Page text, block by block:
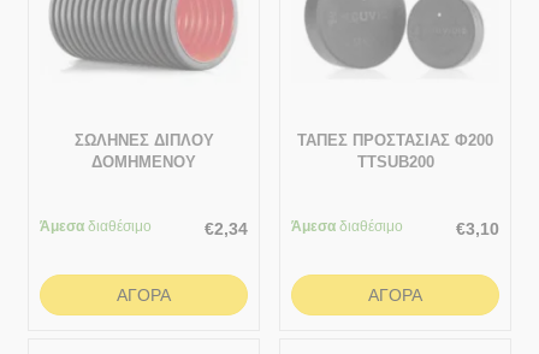
ΣΩΛΗΝΕΣ ΔΙΠΛΟΥ
ΔΟΜΗΜΕΝΟΥ
75/61.5
Άμεσα διαθέσιμο €2,34
ΑΓΟΡΆ
ΤΑΠΕΣ ΠΡΟΣΤΑΣΙΑΣ Φ200
TTSUB200
Άμεσα διαθέσιμο €3,10
ΑΓΟΡΆ